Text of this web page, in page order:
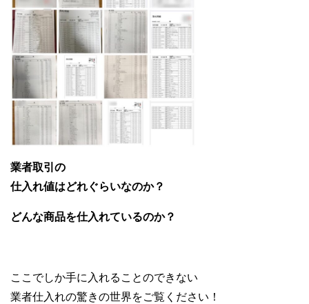
業者取引の
仕入れ値はどれぐらいなのか？
どんな商品を仕入れているのか？
ここでしか手に入れることのできない
業者仕入れの驚きの世界をご覧ください！